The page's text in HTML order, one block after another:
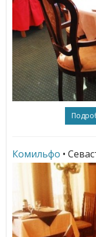
Комильфо •